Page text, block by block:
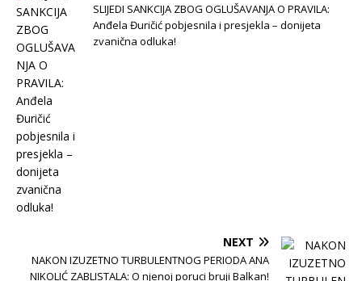
SLIJEDI SANKCIJA ZBOG OGLUŠAVANJA O PRAVILA:
Anđela Đuričić pobjesnila i presjekla – donijeta
zvanična odluka!
NEXT
NAKON IZUZETNO TURBULENTNOG PERIODA ANA
NIKOLIĆ ZABLISTALA: O njenoj poruci bruji Balkan!